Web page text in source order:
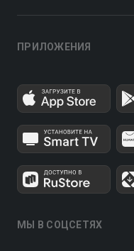
ПРИЛОЖЕНИЯ
МЫ В СОЦСЕТЯХ